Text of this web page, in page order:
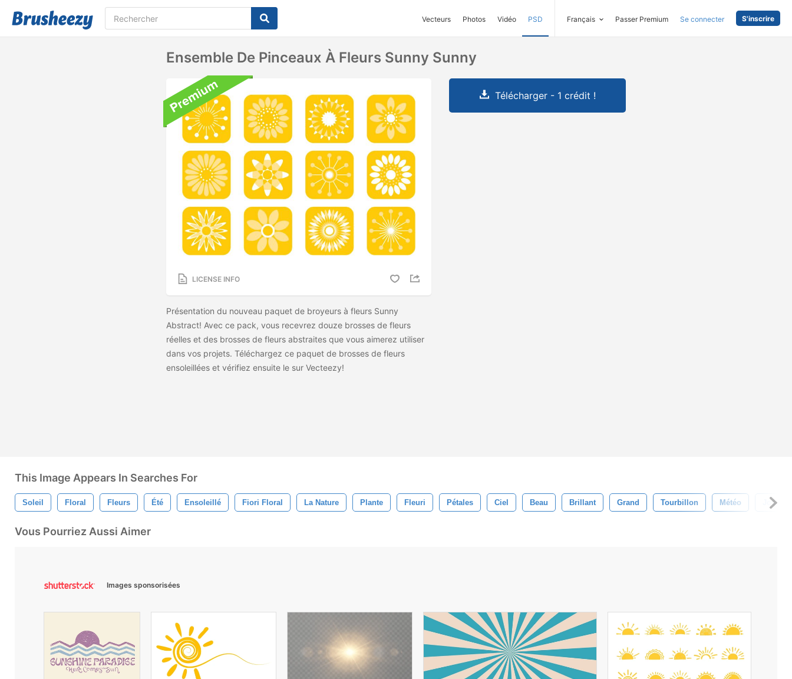
Vecteurs Photos Vidéo PSD Français Passer Premium Se connecter S'inscrire
Ensemble De Pinceaux À Fleurs Sunny Sunny
LICENSE INFO
Présentation du nouveau paquet de broyeurs à fleurs Sunny
Abstract! Avec ce pack, vous recevrez douze brosses de fleurs
réelles et des brosses de fleurs abstraites que vous aimerez utiliser
dans vos projets. Téléchargez ce paquet de brosses de fleurs
ensoleillées et vérifiez ensuite le sur Vecteezy!
Télécharger - 1 crédit !
This Image Appears In Searches For
Soleil Floral Fleurs Été Ensoleillé Fiori Floral La Nature Plante Fleuri Pétales Ciel Beau Brillant Grand Tourbillon Météo Journée
Vous Pourriez Aussi Aimer
Images sponsorisées